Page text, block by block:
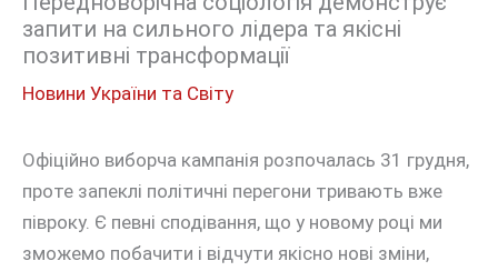
запити на сильного лідера та якісні
позитивні трансформації
Новини України та Світу
Офіційно виборча кампанія розпочалась 31 грудня,
проте запеклі політичні перегони тривають вже
півроку. Є певні сподівання, що у новому році ми
зможемо побачити і відчути якісно нові зміни,